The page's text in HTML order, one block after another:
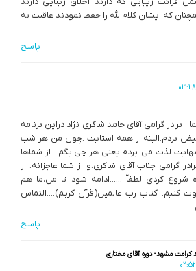
که ایشان کلام‌الله را حفظ نمودند عاقبت به
پاسخ
، برادر گرامی آقای حامد شاکری نژاد دراین برنامه
بردم.البته از همه استایت .چون من هر شب
لذت می بردم.یعنی هر چی،بگم . از شماها
گرامی جناب آقای شاکری.و از شما عاجزانه. از
شروع کردی لطفاّ ……ادامه شود تا من،ما هم
کنیم. کتاب رب عالمین(قرآن کریم)….التماس
پاسخ
کرامت مشهد- دوره آقای مختاری